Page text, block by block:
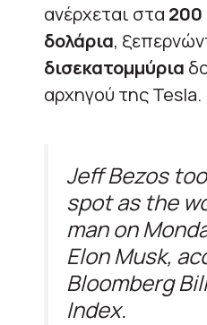
ανέρχεται στα 200
δολάρια,
δισεκατομμύρια
αρχηγού της Tesla.
Jeff Bezos
spot as the
man on
Elon Musk,
Bloomberg
Index.